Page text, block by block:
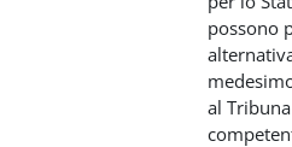
possono
al